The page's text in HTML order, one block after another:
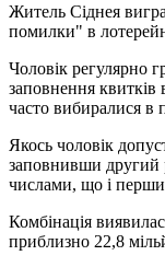
Житель Сіднея
помилки" в
Чоловік регулярно
заповнення квитків
часто вибиралися в
Якось чоловік
заповнивши другий
числами, що і
Комбінація
приблизно 22,8